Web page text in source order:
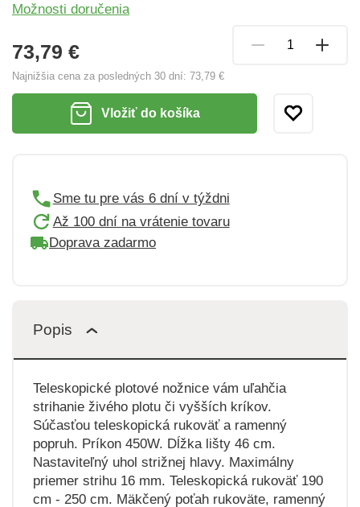
73,79 €
Najnižšia cena za posledných 30 dní: 73,79 €
Možnosti doručenia
Vložiť do košíka
Sme tu pre vás 6 dní v týždni
Až 100 dní na vrátenie tovaru
Doprava zadarmo
Popis
Teleskopické plotové nožnice vám uľahčia
strihanie živého plotu či vyšších kríkov.
Súčasťou teleskopická rukoväť a ramenný
popruh. Príkon 450W. Dĺžka lišty 46 cm.
Nastaviteľný uhol strižnej hlavy. Maximálny
priemer strihu 16 mm. Teleskopická rukoväť 190
cm - 250 cm. Mäkčený poťah rukoväte, ramenný